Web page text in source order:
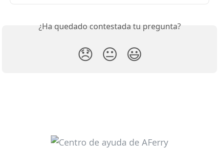
¿Ha quedado contestada tu pregunta?
😞 😐 😃